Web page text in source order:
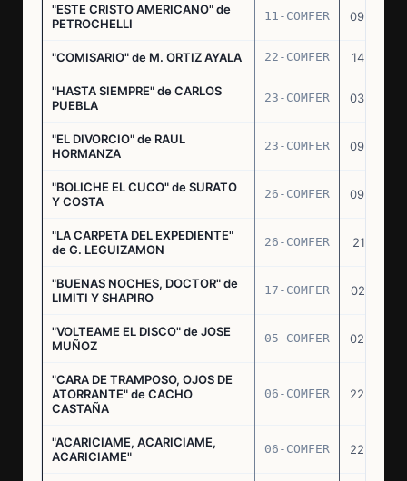
"ESTE CRISTO AMERICANO" de
PETROCHELLI
11-COMFER 09.04.75
"COMISARIO" de M. ORTIZ AYALA 22-COMFER 14.07.75
"HASTA SIEMPRE" de CARLOS
PUEBLA
23-COMFER 03.09.75
"EL DIVORCIO" de RAUL
HORMANZA
23-COMFER 09.09.75
"BOLICHE EL CUCO" de SURATO
Y COSTA
26-COMFER 09.09.75
"LA CARPETA DEL EXPEDIENTE"
de G. LEGUIZAMON
26-COMFER 21.10.75
"BUENAS NOCHES, DOCTOR" de
LIMITI Y SHAPIRO
17-COMFER 02.01.76
"VOLTEAME EL DISCO" de JOSE
MUÑOZ
05-COMFER 02.02.76
"CARA DE TRAMPOSO, OJOS DE
ATORRANTE" de CACHO
CASTAÑA
06-COMFER 22.04.76
"ACARICIAME, ACARICIAME,
ACARICIAME"
06-COMFER 22.04.76